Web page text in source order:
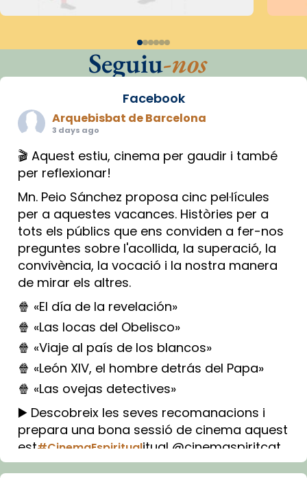
Seguiu-nos
Facebook
Arquebisbat de Barcelona
3 days ago
🎬 Aquest estiu, cinema per gaudir i també
per reflexionar!
Mn. Peio Sánchez proposa cinc pel·lícules
per a aquestes vacances. Històries per a
tots els públics que ens conviden a fer-nos
preguntes sobre l'acollida, la superació, la
convivència, la vocació i la nostra manera
de mirar els altres.
🍿 «El día de la revelación»
🍿 «Las locas del Obelisco»
🍿 «Viaje al país de los blancos»
🍿 «León XIV, el hombre detrás del Papa»
🍿 «Las ovejas detectives»
▶️ Descobreix les seves recomanacions i
prepara una bona sessió de cinema aquest
est#CinemaEspiritualitual @cinemaspiritcat
Imatge: Generada amb IA (OpenAI)